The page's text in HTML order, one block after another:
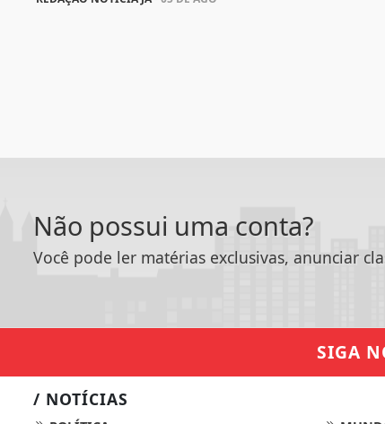
Não possui uma conta?
Você pode ler matérias exclusivas, anunciar
SIGA
/ NOTÍCIAS